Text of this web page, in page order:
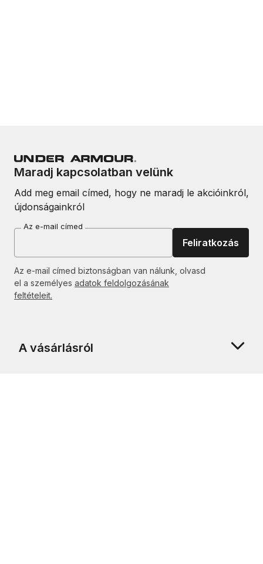
Maradj kapcsolatban velünk
Add meg email címed, hogy ne maradj le akcióinkról,
újdonságainkról
Az e-mail címed
Feliratkozás
Az e-mail címed biztonságban van nálunk, olvasd
el a személyes adatok feldolgozásának
feltételeit.
A vásárlásról